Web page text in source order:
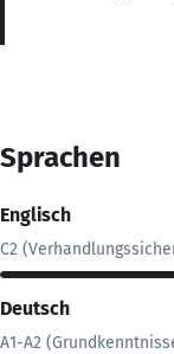
Sprachen
Englisch
C2
Deutsch
A1-A2